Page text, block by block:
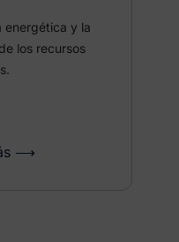
energética y la
los recursos
⟶